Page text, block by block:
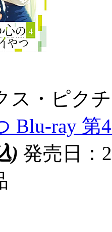
ス・ピク
Blu-ray 第
) 発売日：